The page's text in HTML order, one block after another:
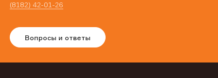
(8182) 42-01-26
Вопросы и ответы